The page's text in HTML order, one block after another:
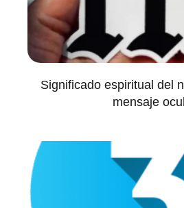
Significado espiritual del
mensaje